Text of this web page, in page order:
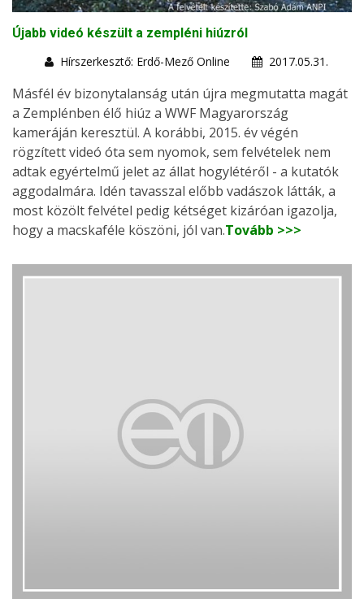
Újabb videó készült a zempléni hiúzról
Hírszerkesztő: Erdő-Mező Online
2017.05.31.
Másfél év bizonytalanság után újra megmutatta magát
a Zemplénben élő hiúz a WWF Magyarország
kameráján keresztül. A korábbi, 2015. év végén
rögzített videó óta sem nyomok, sem felvételek nem
adtak egyértelmű jelet az állat hogylétéről - a kutatók
aggodalmára. Idén tavasszal előbb vadászok látták, a
most közölt felvétel pedig kétséget kizáróan igazolja,
hogy a macskaféle köszöni, jól van.Tovább >>>